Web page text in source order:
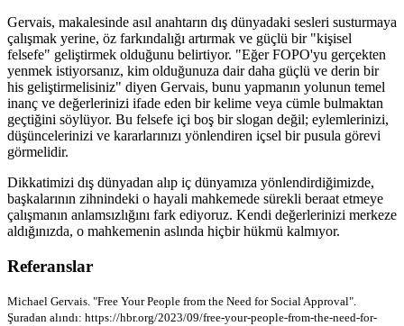
Gervais, makalesinde asıl anahtarın dış dünyadaki sesleri susturmaya
çalışmak yerine, öz farkındalığı artırmak ve güçlü bir "kişisel
felsefe" geliştirmek olduğunu belirtiyor. "Eğer FOPO'yu gerçekten
yenmek istiyorsanız, kim olduğunuza dair daha güçlü ve derin bir
his geliştirmelisiniz" diyen Gervais, bunu yapmanın yolunun temel
inanç ve değerlerinizi ifade eden bir kelime veya cümle bulmaktan
geçtiğini söylüyor. Bu felsefe içi boş bir slogan değil; eylemlerinizi,
düşüncelerinizi ve kararlarınızı yönlendiren içsel bir pusula görevi
görmelidir.
Dikkatimizi dış dünyadan alıp iç dünyamıza yönlendirdiğimizde,
başkalarının zihnindeki o hayali mahkemede sürekli beraat etmeye
çalışmanın anlamsızlığını fark ediyoruz. Kendi değerlerinizi merkeze
aldığınızda, o mahkemenin aslında hiçbir hükmü kalmıyor.
Referanslar
Michael Gervais. "Free Your People from the Need for Social Approval".
Şuradan alındı: https://hbr.org/2023/09/free-your-people-from-the-need-for-